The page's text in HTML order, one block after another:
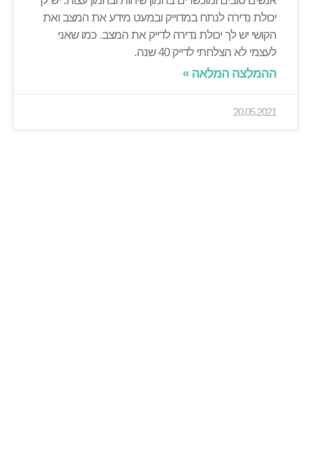
יכולת נדירה לנתח במדוייק ובמעט מידע את המצב ואת
הקושי יש לך יכולת נדירה לדייק את המצב. כמו שאני
לעצמי לא הצלחתי לדייק 40 שנה.
ההמלצה המלאה »
20.05.2021